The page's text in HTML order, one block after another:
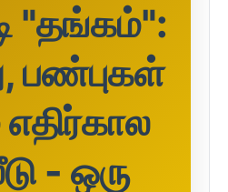
"தங்கம்":
பண்புகள்
- ஒரு